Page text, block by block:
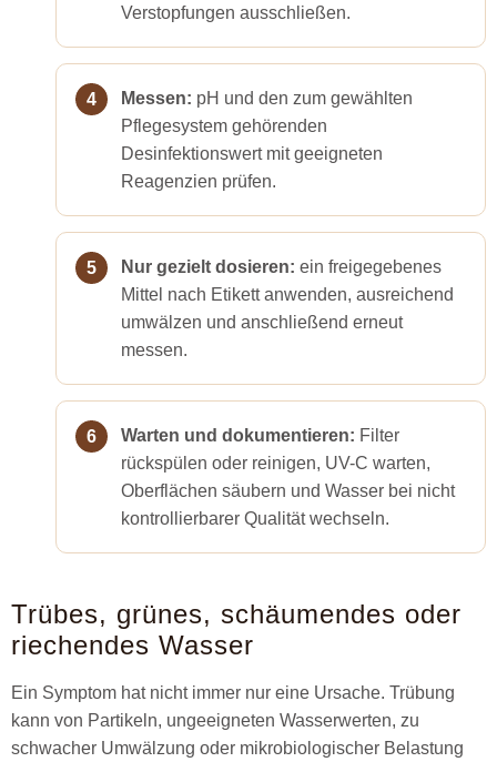
Verstopfungen ausschließen.
Messen: pH und den zum gewählten
Pflegesystem gehörenden
Desinfektionswert mit geeigneten
Reagenzien prüfen.
Nur gezielt dosieren: ein freigegebenes
Mittel nach Etikett anwenden, ausreichend
umwälzen und anschließend erneut
messen.
Warten und dokumentieren: Filter
rückspülen oder reinigen, UV-C warten,
Oberflächen säubern und Wasser bei nicht
kontrollierbarer Qualität wechseln.
Trübes, grünes, schäumendes oder
riechendes Wasser
Ein Symptom hat nicht immer nur eine Ursache. Trübung
kann von Partikeln, ungeeigneten Wasserwerten, zu
schwacher Umwälzung oder mikrobiologischer Belastung